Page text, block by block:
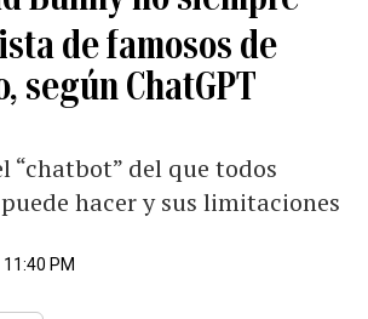
de famosos de
según ChatGPT
“chatbot” del que todos
hacer y sus limitaciones
PM